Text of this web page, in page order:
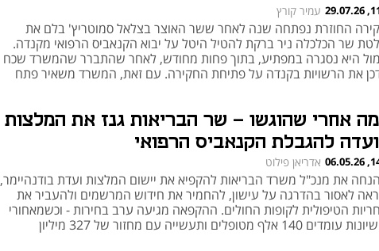
עמיר קורץ
החוזרת נפתחה שנה לאחר ששר האוצר בצלאל סמוטריץ' בלם את
שר הכלכלה ניר ברקת להטיל היטל על יבוא הקנאביס הרפואי מקנדה.
היא נסגרה במפתיע, בתוך פחות מחודש, לאחר שהתברר שהמשרד שכח
את הרשויות בקנדה על פתיחת החקירה. עם זאת, המשרד משאיר פתח
אחרי שהוגשו - שר הבריאות גנז את המלצות
להגבלת הקנאביס הרפואי
אדריאן פילוט
את מנכ"ל משרד הבריאות להקפיא את יישום המלצות ועדת בודנהיימר,
לאסור בהדרגה על עישון, להחמיר את חידוש המרשמים ולהעביר את
הטיפולית לקופות החולים. ההקפאה מגיעה ערב בחירות - וכשמאחורי
הרישיונות עומדים 140 אלף מטופלים ותעשייה עם מחזור של 327 מיליון